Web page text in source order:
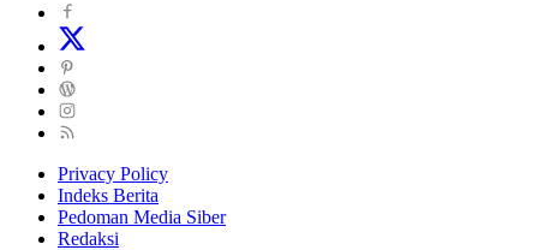
Privacy Policy
Indeks Berita
Pedoman Media Siber
Redaksi